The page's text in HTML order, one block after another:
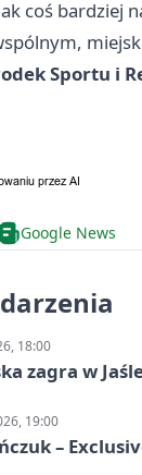
coś bardziej
Sportu i
Google News
18:00
zagra w
19:00
–